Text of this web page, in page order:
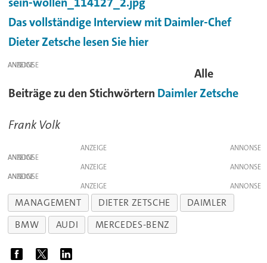
Das vollständige Interview mit Daimler-Chef
Dieter Zetsche lesen Sie hier
ANZEIGE
Alle
Beiträge zu den Stichwörtern DaimlerZetsche
Frank Volk
ANZEIGE
ANZEIGE
ANZEIGE
ANZEIGE
ANZEIGE
MANAGEMENT DIETER ZETSCHE
DAIMLER
BMW
AUDI MERCEDES-BENZ